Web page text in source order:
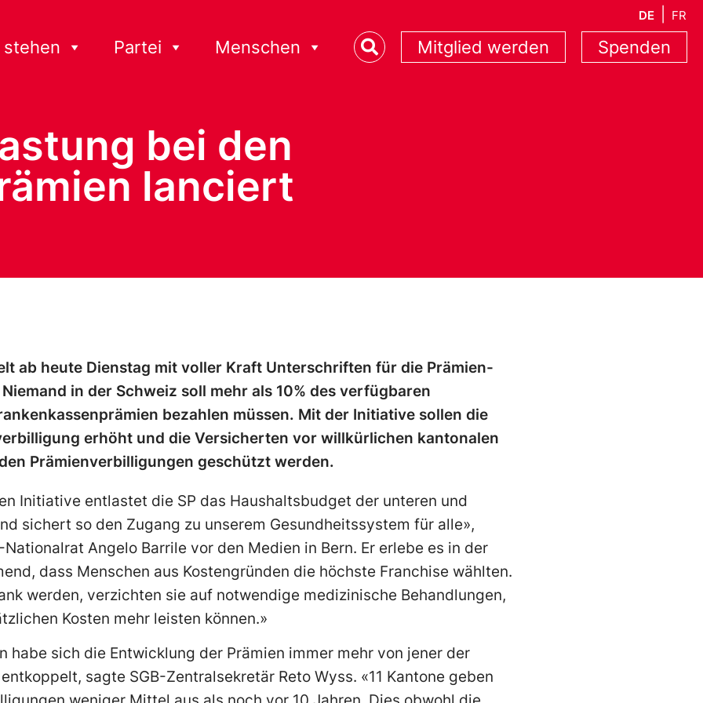
DE FR
Partei Menschen Mitglied werden Spenden
bei den
lanciert
ab heute Dienstag mit voller Kraft Unterschriften für die Prämien-
in der Schweiz soll mehr als 10% des verfügbaren
bezahlen müssen. Mit der Initiative sollen die
erhöht und die Versicherten vor willkürlichen kantonalen
Prämienverbilligungen geschützt werden.
Initiative entlastet die SP das Haushaltsbudget der unteren und
sichert so den Zugang zu unserem Gesundheitssystem für alle»,
Angelo Barrile vor den Medien in Bern. Er erlebe es in der
dass Menschen aus Kostengründen die höchste Franchise wählten.
werden, verzichten sie auf notwendige medizinische Behandlungen,
Kosten mehr leisten können.»
habe sich die Entwicklung der Prämien immer mehr von jener der
sagte SGB-Zentralsekretär Reto Wyss. «11 Kantone geben